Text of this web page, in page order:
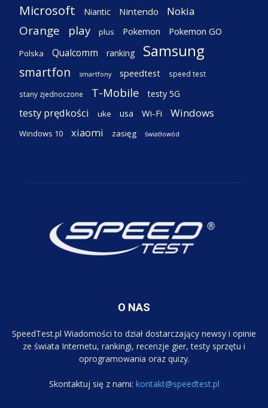
Microsoft Niantic Nintendo Nokia
Orange play plus Pokemon Pokemon GO
Polska Qualcomm ranking Samsung
smartfon smartfony speedtest speed test
stany zjednoczone T-Mobile testy 5G
testy prędkości uke usa Wi-Fi Windows
Windows 10 xiaomi zasięg światłowód
O NAS
SpeedTest.pl Wiadomości to dział dostarczający newsy i opinie
ze świata Internetu, rankingi, recenzje gier, testy sprzętu i
oprogramowania oraz quizy.
Skontaktuj się z nami: kontakt@speedtest.pl